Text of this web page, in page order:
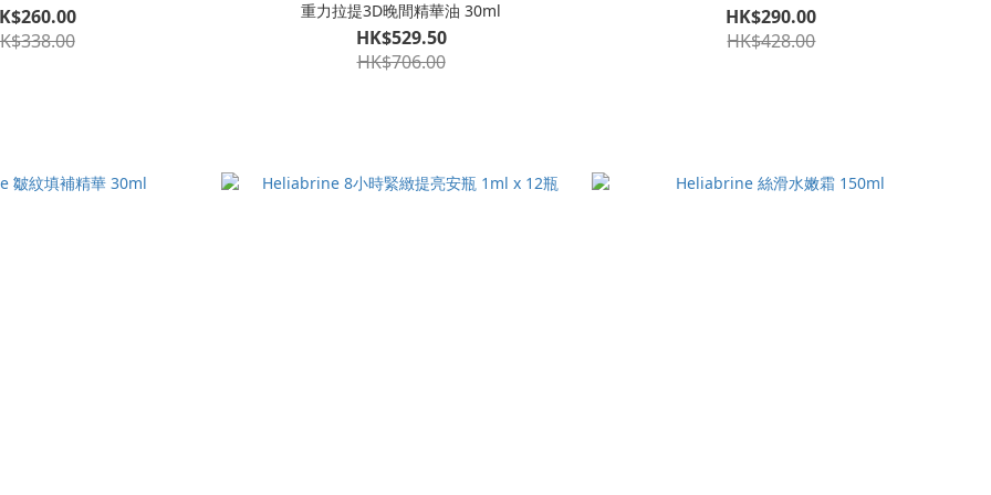
重力拉提3D晚間精華油 30ml
HK$529.50
HK$706.00
HK$290.00
HK$428.00